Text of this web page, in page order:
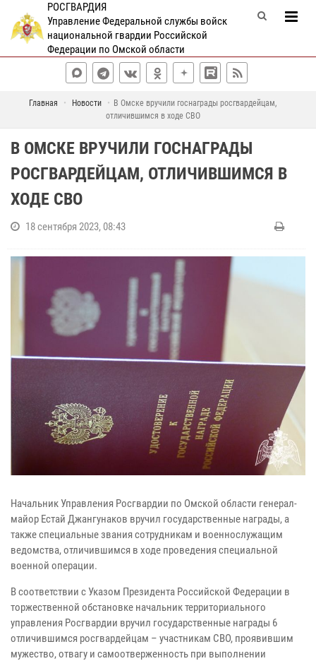
РОСГВАРДИЯ
Управление Федеральной службы войск
национальной гвардии Российской
Федерации по Омской области
Главная Новости
В Омске вручили госнаграды росгвардейцам,
отличившимся в ходе СВО
В ОМСКЕ ВРУЧИЛИ ГОСНАГРАДЫ
РОСГВАРДЕЙЦАМ, ОТЛИЧИВШИМСЯ В
ХОДЕ СВО
18 сентября 2023, 08:43
Начальник Управления Росгвардии по Омской области генерал-
майор Естай Джангунаков вручил государственные награды, а
также специальные звания сотрудникам и военнослужащим
ведомства, отличившимся в ходе проведения специальной
военной операции.
В соответствии с Указом Президента Российской Федерации в
торжественной обстановке начальник территориального
управления Росгвардии вручил государственные награды 6
отличившимся росгвардейцам – участникам СВО, проявившим
мужество, отвагу и самоотверженность при выполнении